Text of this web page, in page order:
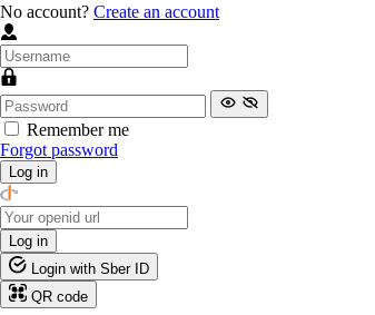
No account? Create an account
Remember me
Forgot password
Log in
Log in
Login with Sber ID
QR code